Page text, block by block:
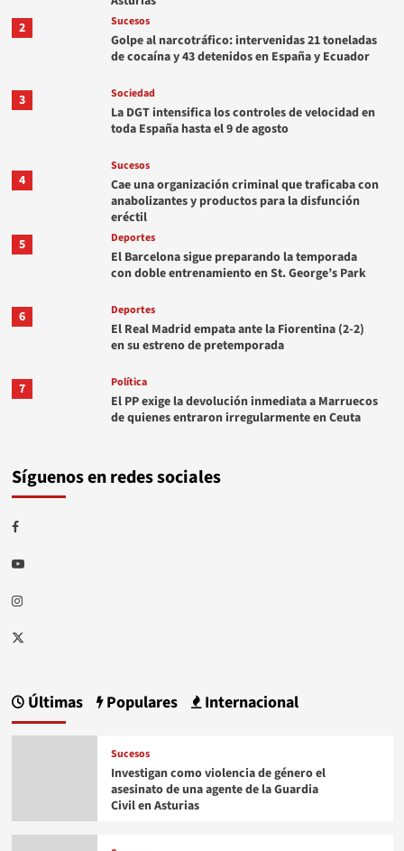
2
Sucesos
Golpe al narcotráfico: intervenidas 21 toneladas
de cocaína y 43 detenidos en España y Ecuador
3 Sociedad
La DGT intensifica los controles de velocidad en
toda España hasta el 9 de agosto
4
Sucesos
Cae una organización criminal que traficaba con
anabolizantes y productos para la disfunción
eréctil
5
Deportes
El Barcelona sigue preparando la temporada
con doble entrenamiento en St. George’s Park
6 Deportes
El Real Madrid empata ante la Fiorentina (2-2)
en su estreno de pretemporada
7 Política
El PP exige la devolución inmediata a Marruecos
de quienes entraron irregularmente en Ceuta
Síguenos en redes sociales
Facebook
Youtube
Instagram
Twitter
Últimas Populares Internacional
Sucesos
Investigan como violencia de género el
asesinato de una agente de la Guardia
Civil en Asturias